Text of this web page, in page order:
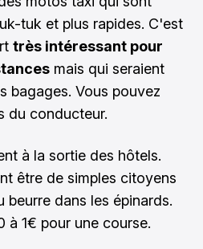
tuk et plus rapides. C'est
très intéressant pour
mais qui seraient
bagages. Vous pouvez
du conducteur.
à la sortie des hôtels.
être de simples citoyens
beurre dans les épinards.
à 1€ pour une course.